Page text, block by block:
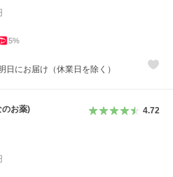
5%
日にお届け（休業日を除く）
のお薬) 4.72